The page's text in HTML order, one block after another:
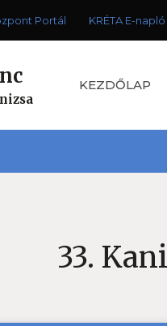
Portál KRÉTA E-napló
KEZDŐLAP
33.